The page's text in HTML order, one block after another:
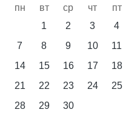
пн вт ср чт пт
1
2 3 4
7
8 9 10 11
14
15 16 17 18
21
22 23 24 25
28
29 30